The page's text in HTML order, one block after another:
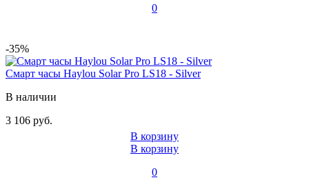
0
-35%
Смарт часы Haylou Solar Pro LS18 - Silver
В наличии
3 106 руб.
В корзину
В корзину
0